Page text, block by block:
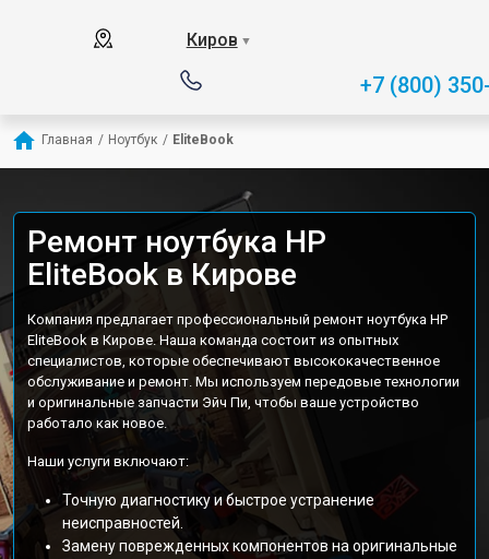
Киров ▼
+7 (800)
Главная / Ноутбук / EliteBook
Ремонт ноутбука HP
EliteBook в Кирове
Компания предлагает профессиональный ремонт ноутбука HP
EliteBook в Кирове. Наша команда состоит из опытных
специалистов, которые обеспечивают высококачественное
обслуживание и ремонт. Мы используем передовые технологии
и оригинальные запчасти Эйч Пи, чтобы ваше устройство
работало как новое.
Наши услуги включают:
Точную диагностику и быстрое устранение
неисправностей.
Замену поврежденных компонентов на оригинальные